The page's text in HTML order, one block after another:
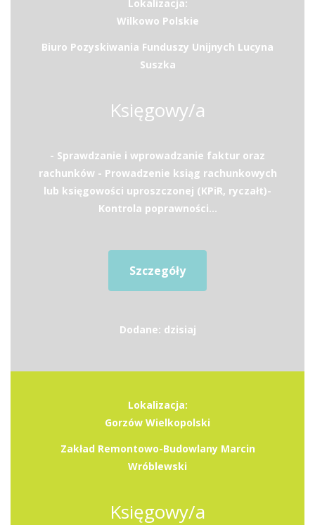
Lokalizacja:
Wilkowo Polskie
Biuro Pozyskiwania Funduszy Unijnych Lucyna
Suszka
Księgowy/a
- Sprawdzanie i wprowadzanie faktur oraz
rachunków - Prowadzenie ksiąg rachunkowych
lub księgowości uproszczonej (KPiR, ryczałt)-
Kontrola poprawności...
Szczegóły
Dodane: dzisiaj
Lokalizacja:
Gorzów Wielkopolski
Zakład Remontowo-Budowlany Marcin
Wróblewski
Księgowy/a